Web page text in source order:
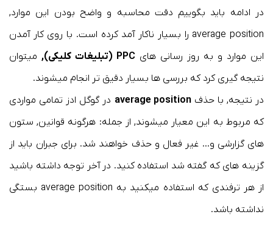
در ادامه باید بگوییم دقت محاسبه و واضح بودن این موارد,
average position را بسیار ناکار آمد کرده است. با روی کار آمدن
این موارد و به روز رسانی های PPC (تبلیغات کلیکی),
میتوان
نتیجه گیری کرد که بررسی ها بسیار دقیق تر انجام میشوند.
در نتیجه, با حذفaverage position در گوگل ادز تمامی مواردی
که مربوط به این معیار میشوند, از جمله: هرگونه قوانین, ستون
های گزارشی و… غیر فعال و حذف خواهند شد. برای جبران باید از
گزینه های که گفته شد استفاده کنید. در آخر توجه داشته باشید
از هر ترفندی که استفاده میکنید به average position بستگی
نداشته باشد.